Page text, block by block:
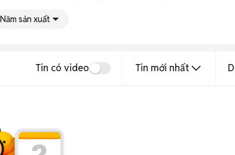
Năm sản xuất
Tin có video Tin mới nhất